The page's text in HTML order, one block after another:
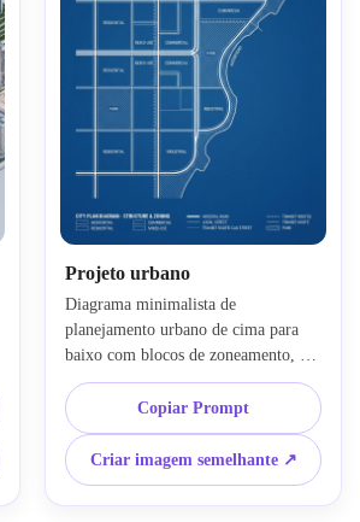
Projeto urbano
Diagrama minimalista de
planejamento urbano de cima para
baixo com blocos de zoneamento,
estradas arteriais, ruas locais,
parques, linhas de trânsito, bordas à
beira-mar, linha técnica branca sobre
fundo azul profundo, geometria
nítida, espaçamento equilibrado,
textura do projeto, clareza pronta
Copiar Prompt
Criar imagem semelhante ↗